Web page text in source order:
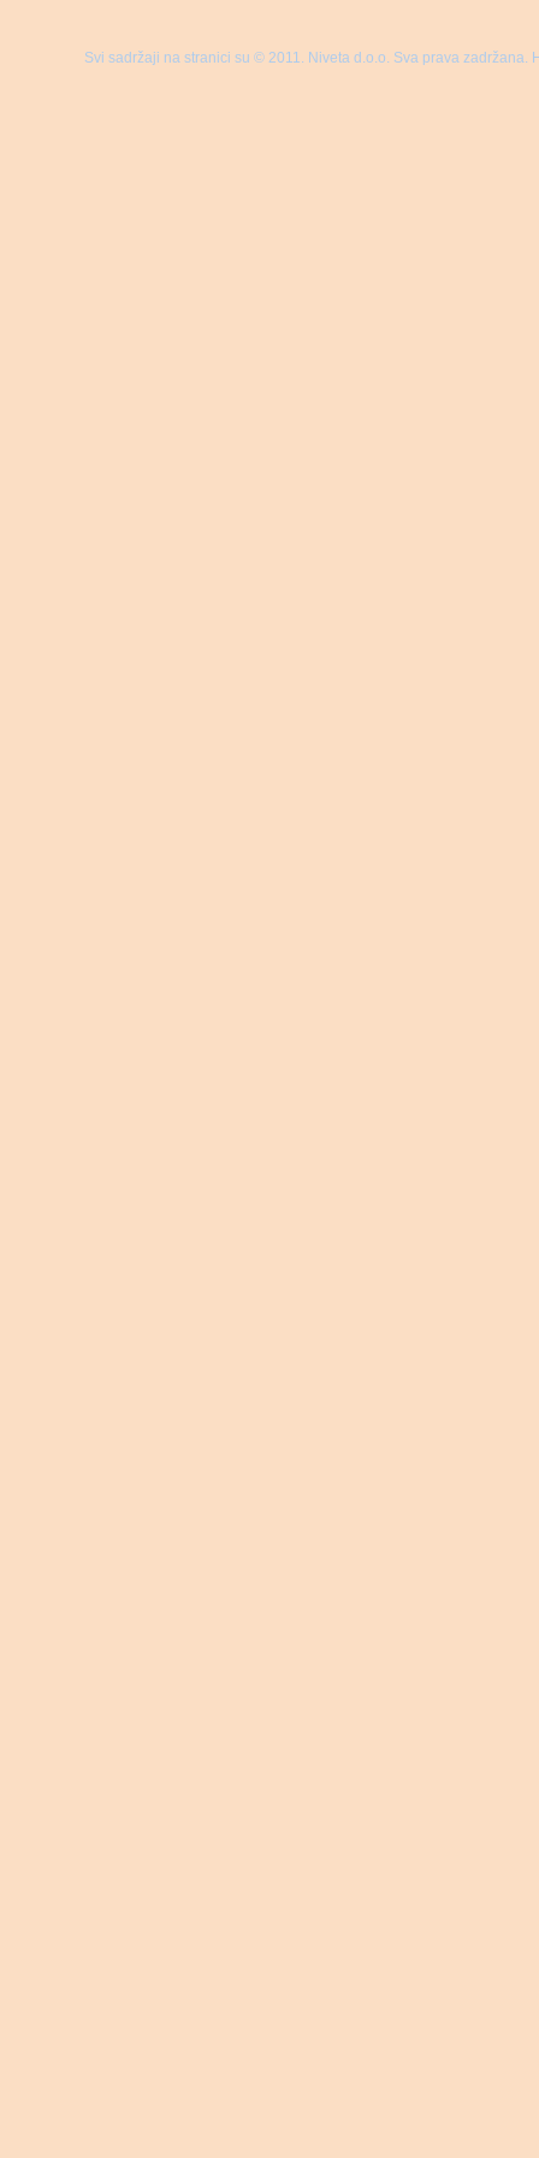
Svi sadržaji na stranici su © 2011. Niveta d.o.o. Sva prava zadržana.